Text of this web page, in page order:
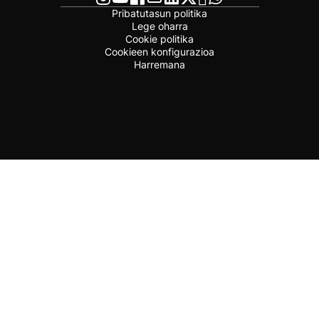
Pribatutasun politika
Lege oharra
Cookie politika
Cookieen konfigurazioa
Harremana